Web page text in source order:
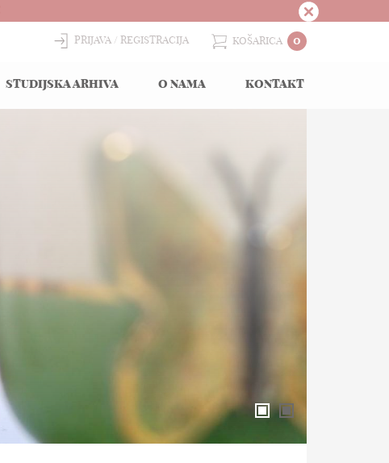
KOŠARICA 0
PRIJAVA REGISTRACIJA
STUDIJSKA ARHIVA O NAMA KONTAKT